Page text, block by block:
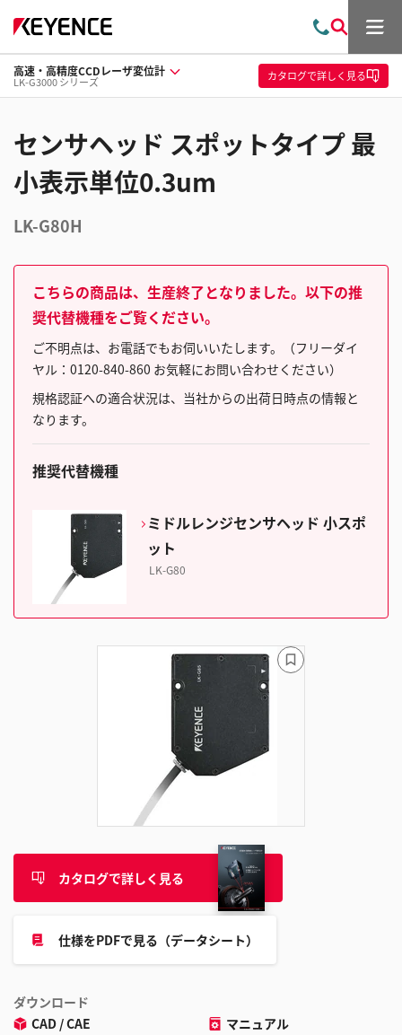
問
い
合
わ
索
メ
ュ
ー
高速・高精度CCDレーザ変位計
LK-G3000 シリーズ カタログで詳しく見る
センサヘッド スポットタイプ 最
小表示単位0.3um
LK-G80H
こちらの商品は、生産終了となりました。以下の推
奨代替機種をご覧ください。
ご不明点は、お電話でもお伺いいたします。（フリーダイ
ヤル：0120-840-860 お気軽にお問い合わせください）
規格認証への適合状況は、当社からの出荷日時点の情報と
なります。
推奨代替機種
ミドルレンジセンサヘッド 小スポ
ット
LK-G80
カタログで詳しく見る
仕様をPDFで見る（データシート）
ダウンロード
CAD / CAE
マニュアル
ブ
ッ